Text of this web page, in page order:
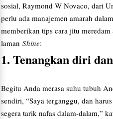
sosial, Raymond W Novaco, dari
perlu ada manajemen amarah
memberikan tips cara jitu
laman Shine:
1. Tenangkan diri
Begitu Anda merasa suhu tubuh
sendiri, “Saya terganggu, dan
segera tarik nafas dalam-dalam,”